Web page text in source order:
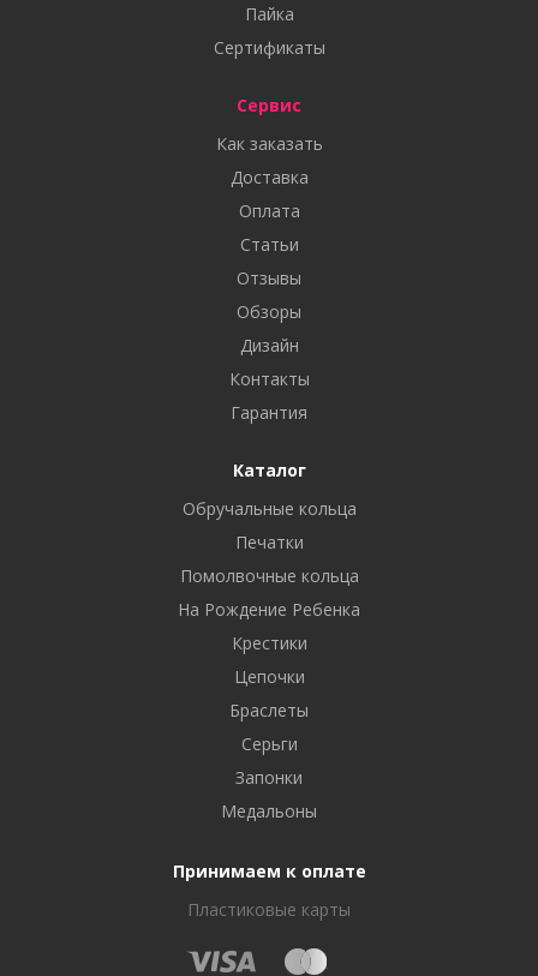
Пайка
Сертификаты
Сервис
Как заказать
Доставка
Оплата
Статьи
Отзывы
Обзоры
Дизайн
Контакты
Гарантия
Каталог
Обручальные кольца
Печатки
Помолвочные кольца
На Рождение Ребенка
Крестики
Цепочки
Браслеты
Серьги
Запонки
Медальоны
Принимаем к оплате
Пластиковые карты